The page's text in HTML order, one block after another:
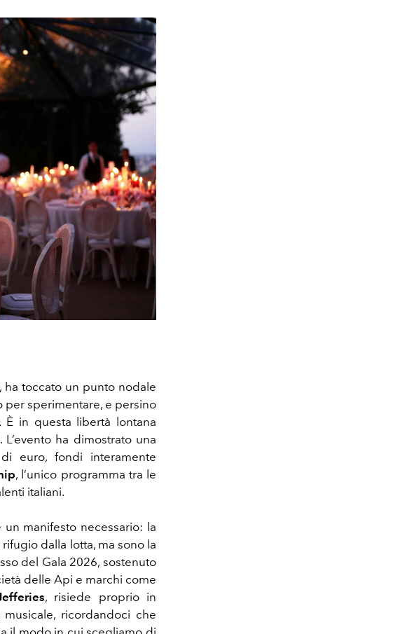
toccato un punto nodale
per sperimentare, e persino
È in questa libertà lontana
ha dimostrato una
euro, fondi interamente
, l’unico programma tra le
italiani.
un manifesto necessario: la
dalla lotta, ma sono la
del Gala 2026, sostenuto
delle Api e marchi come
, risiede proprio in
ricordandoci che